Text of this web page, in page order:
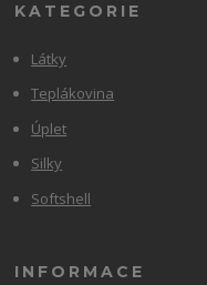
KATEGORIE
Látky
Teplákovina
Úplet
Silky
Softshell
INFORMACE